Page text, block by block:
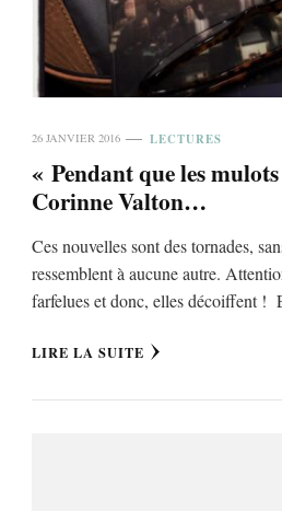
26 JANVIER 2016 LECTURES
« Pendant que les
Corinne Valton…
Ces nouvelles sont des tornades,
ressemblent à aucune autre.
farfelues et donc, elles décoiffent !
LIRE LA SUITE